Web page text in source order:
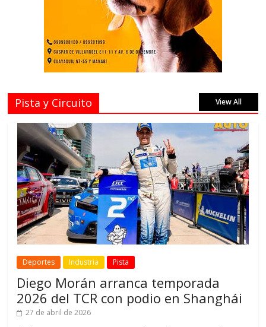
Pista y Circuito View All
Deportes Industria Pista
Diego Morán arranca temporada
2026 del TCR con podio en Shanghái
27 de abril de 2026